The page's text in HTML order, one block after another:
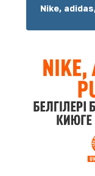
Nike,